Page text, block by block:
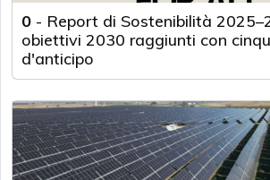
0 - Report di Sostenibilità
obiettivi 2030 raggiunti con
d'anticipo